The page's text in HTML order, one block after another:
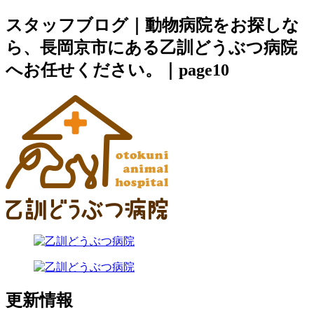
スタッフブログ｜動物病院をお探しな
ら、長岡京市にある乙訓どうぶつ病院
へお任せください。｜page10
更新情報